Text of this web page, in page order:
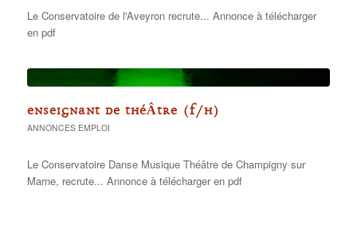
Le Conservatoire de l'Aveyron recrute... Annonce à télécharger
en pdf
ENSEIGNANT DE THÉÂTRE (F/H)
ANNONCES EMPLOI
Le Conservatoire Danse Musique Théâtre de Champigny sur
Marne, recrute... Annonce à télécharger en pdf